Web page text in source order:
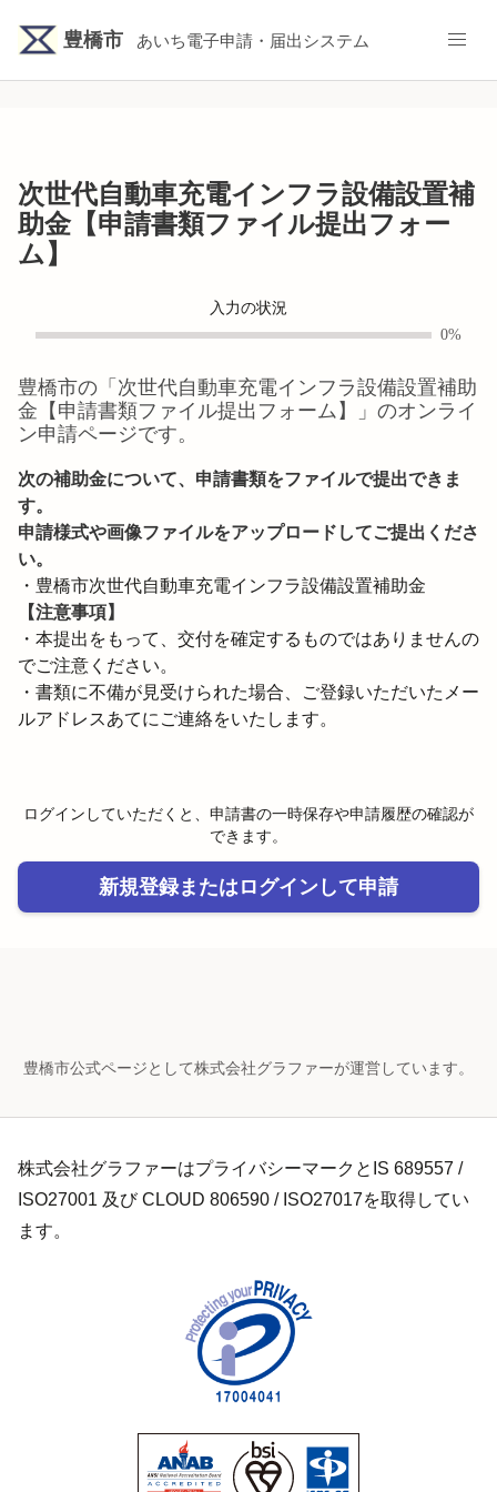
豊橋市 あいち電子申請・届出システム
次世代自動車充電インフラ設備設置補
助金【申請書類ファイル提出フォー
ム】
入力の状況
0%
豊橋市の「 次世代自動車充電インフラ設備設置補助
金【申請書類ファイル提出フォーム】
」のオンライ
ン申請ページです。
次の補助金について、申請書類をファイルで提出できま
す。
申請様式や画像ファイルをアップロードしてご提出くださ
い。
・豊橋市次世代自動車充電インフラ設備設置補助金
【注意事項】
・本提出をもって、交付を確定するものではありませんの
でご注意ください。
・書類に不備が見受けられた場合、ご登録いただいたメー
ルアドレスあてにご連絡をいたします。
ログインしていただくと、申請書の一時保存や申請履歴の確認が
できます。
新規登録またはログインして申請
豊橋市公式ページとして株式会社グラファーが運営しています。
株式会社グラファーはプライバシーマークとIS 689557 /
ISO27001 及び CLOUD 806590 / ISO27017を取得してい
ます。